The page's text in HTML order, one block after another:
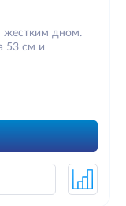
жестким дном.
53 см и